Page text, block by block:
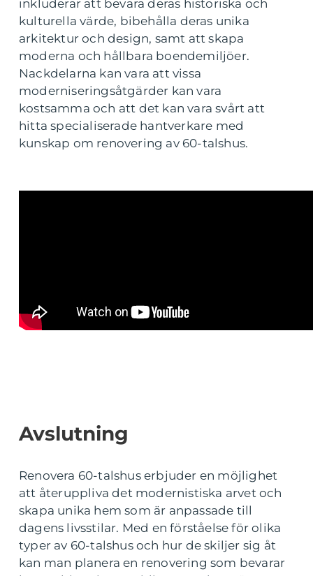
inkluderar att bevara deras historiska och
kulturella värde, bibehålla deras unika
arkitektur och design, samt att skapa
moderna och hållbara boendemiljöer.
Nackdelarna kan vara att vissa
moderniseringsåtgärder kan vara
kostsamma och att det kan vara svårt att
hitta specialiserade hantverkare med
kunskap om renovering av 60-talshus.
Avslutning
Renovera 60-talshus erbjuder en möjlighet
att återuppliva det modernistiska arvet och
skapa unika hem som är anpassade till
dagens livsstilar. Med en förståelse för olika
typer av 60-talshus och hur de skiljer sig åt
kan man planera en renovering som bevarar